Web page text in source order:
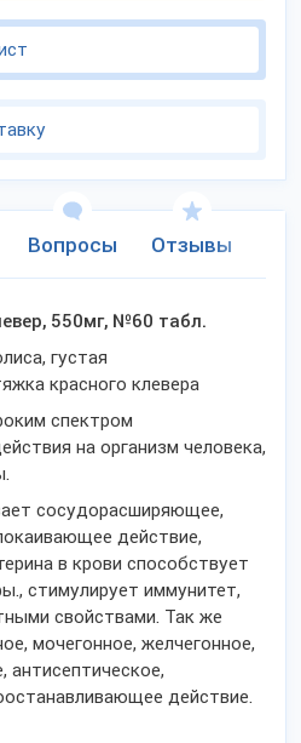
Вопросы Отзывы
550мг, №60 табл.
густая
красного клевера
спектром
на организм человека,
сосудорасширяющее,
действие,
в крови способствует
стимулирует иммунитет,
свойствами. Так же
мочегонное, желчегонное,
антисептическое,
действие.